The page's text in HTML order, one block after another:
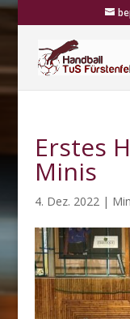
Erstes
Minis
4. Dez. 2022|